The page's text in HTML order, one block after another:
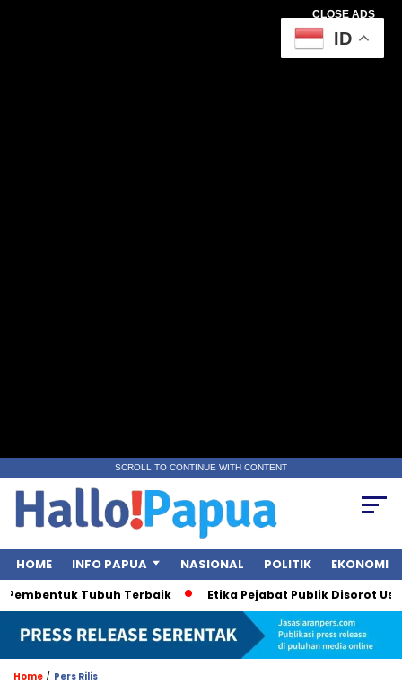
CLOSE ADS
SCROLL TO CONTINUE WITH CONTENT
HOME INFO PAPUA NASIONAL POLITIK EKONOMI
Tubuh Terbaik Etika Pejabat Publik Disorot Usai
Home / Pers Rilis
ID